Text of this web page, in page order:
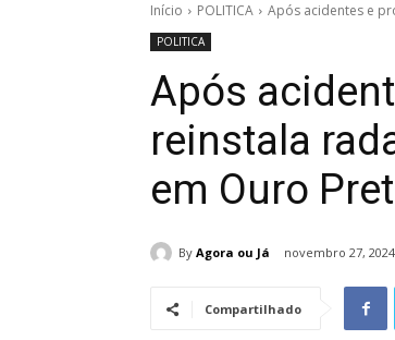
Início POLITICA Após acidentes e
POLITICA
Após
reinstala
em Ouro
By Agora ou Já novembro 27, 2024
Compartilhado